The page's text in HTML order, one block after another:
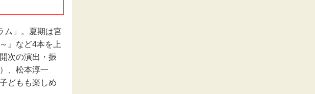
ム」。夏期は宮
』など4本を上
次の演出・振
、松本淳一
どもも楽しめ